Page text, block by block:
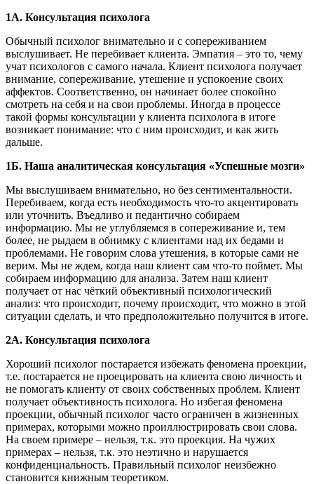
1А. Консультация психолога
Обычный психолог внимательно и с сопереживанием
выслушивает. Не перебивает клиента. Эмпатия – это то, чему
учат психологов с самого начала. Клиент психолога получает
внимание, сопереживание, утешение и успокоение своих
аффектов. Соответственно, он начинает более спокойно
смотреть на себя и на свои проблемы. Иногда в процессе
такой формы консультации у клиента психолога в итоге
возникает понимание: что с ним происходит, и как жить
дальше.
1Б. Наша аналитическая консультация «Успешные мозги»
Мы выслушиваем внимательно, но без сентиментальности.
Перебиваем, когда есть необходимость что-то акцентировать
или уточнить. Въедливо и педантично собираем
информацию. Мы не углубляемся в сопереживание и, тем
более, не рыдаем в обнимку с клиентами над их бедами и
проблемами. Не говорим слова утешения, в которые сами не
верим. Мы не ждем, когда наш клиент сам что-то поймет. Мы
собираем информацию для анализа. Затем наш клиент
получает от нас чёткий объективный психологический
анализ: что происходит, почему происходит, что можно в этой
ситуации сделать, и что предположительно получится в итоге.
2А. Консультация психолога
Хороший психолог постарается избежать феномена проекции,
т.е. постарается не проецировать на клиента свою личность и
не помогать клиенту от своих собственных проблем. Клиент
получает объективность психолога. Но избегая феномена
проекции, обычный психолог часто ограничен в жизненных
примерах, которыми можно проиллюстрировать свои слова.
На своем примере – нельзя, т.к. это проекция. На чужих
примерах – нельзя, т.к. это неэтично и нарушается
конфиденциальность. Правильный психолог неизбежно
становится книжным теоретиком.